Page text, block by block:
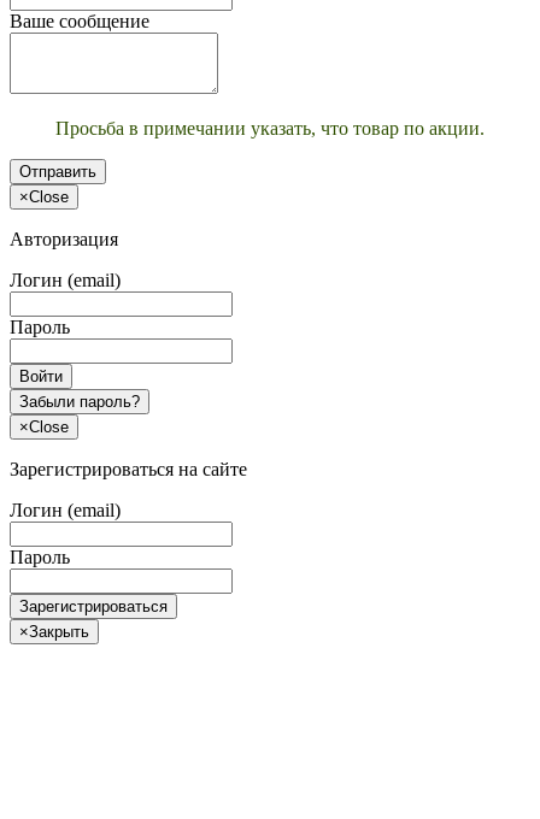
Ваше сообщение
Просьба в примечании указать, что товар по акции.
Отправить
×Close
Авторизация
Логин (email)
Пароль
Войти
Забыли пароль?
×Close
Зарегистрироваться на сайте
Логин (email)
Пароль
Зарегистрироваться
×Закрыть